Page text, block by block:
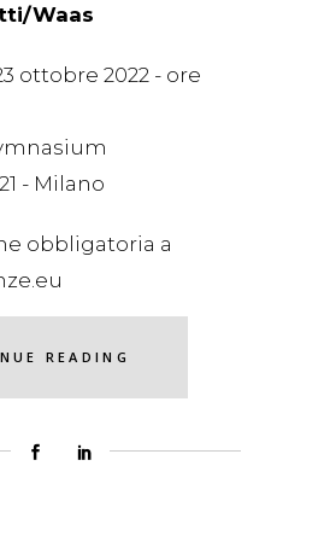
Waas
ottobre 2022 - ore
- Milano
obbligatoria a
READING